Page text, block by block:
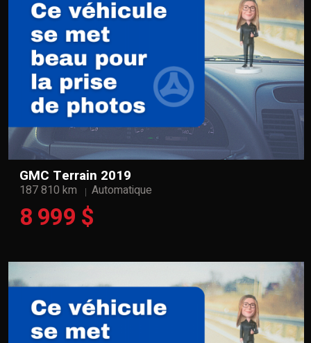
GMC Terrain 2019
187 810 km Automatique
8 999 $